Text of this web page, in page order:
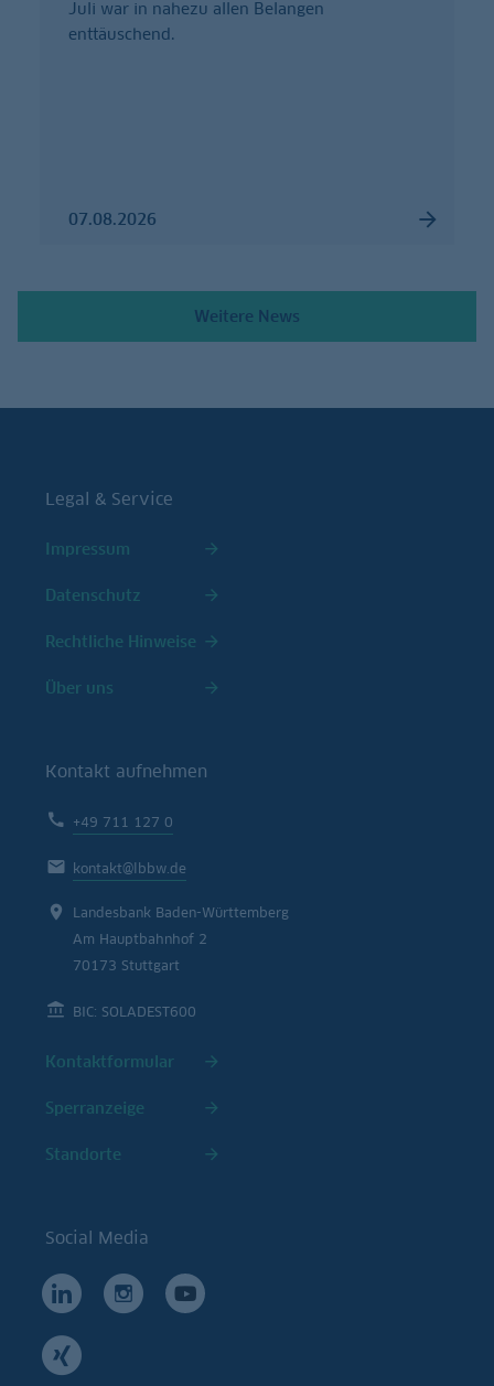
Juli war in nahezu allen Belangen
enttäuschend.
07.08.2026
Weitere News
Legal & Service
Impressum
Datenschutz
Rechtliche Hinweise
Über uns
Kontakt aufnehmen
+49 711 127 0
kontakt@lbbw.de
Landesbank Baden-Württemberg
Am Hauptbahnhof 2
70173 Stuttgart
BIC: SOLADEST600
Kontaktformular
Sperranzeige
Standorte
Social Media